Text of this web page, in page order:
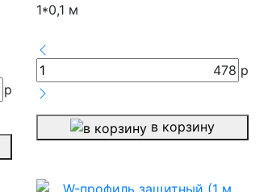
р
1*0,1 м
478 р
в корзину